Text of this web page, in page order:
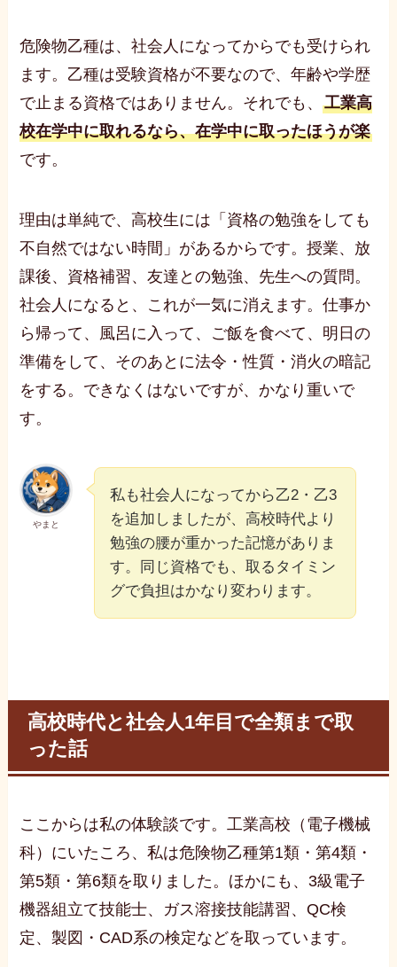
危険物乙種は、社会人になってからでも受けられ
ます。乙種は受験資格が不要なので、年齢や学歴
で止まる資格ではありません。それでも、工業高
校在学中に取れるなら、在学中に取ったほうが楽
です。
理由は単純で、高校生には「資格の勉強をしても
不自然ではない時間」があるからです。授業、放
課後、資格補習、友達との勉強、先生への質問。
社会人になると、これが一気に消えます。仕事か
ら帰って、風呂に入って、ご飯を食べて、明日の
準備をして、そのあとに法令・性質・消火の暗記
をする。できなくはないですが、かなり重いで
す。
やまと
私も社会人になってから乙2・乙3
を追加しましたが、高校時代より
勉強の腰が重かった記憶がありま
す。同じ資格でも、取るタイミン
グで負担はかなり変わります。
高校時代と社会人1年目で全類まで取
った話
ここからは私の体験談です。工業高校（電子機械
科）にいたころ、私は危険物乙種第1類・第4類・
第5類・第6類を取りました。ほかにも、3級電子
機器組立て技能士、ガス溶接技能講習、QC検
定、製図・CAD系の検定などを取っています。